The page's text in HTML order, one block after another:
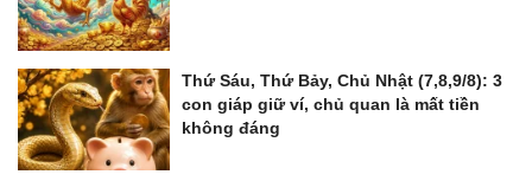
Thứ Sáu, Thứ Bảy, Chủ Nhật (7,8,9/8): 3
con giáp giữ ví, chủ quan là mất tiền
không đáng